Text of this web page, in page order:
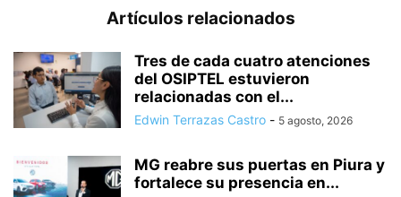
Artículos relacionados
Tres de cada cuatro atenciones
del OSIPTEL estuvieron
relacionadas con el...
Edwin Terrazas Castro - 5 agosto, 2026
MG reabre sus puertas en Piura y
fortalece su presencia en...